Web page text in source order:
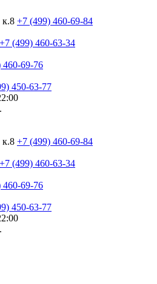
к.8 +7 (499) 460-69-84
+7 (499) 460-63-34
460-69-76
450-63-77
к.8 +7 (499) 460-69-84
+7 (499) 460-63-34
460-69-76
450-63-77